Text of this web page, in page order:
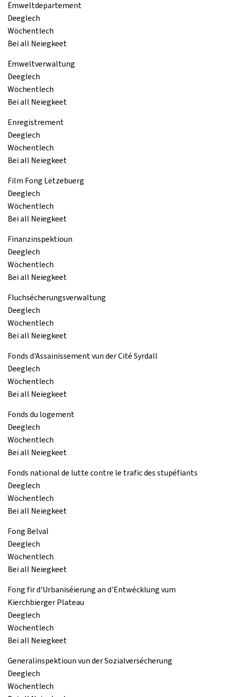
Ëmweltdepartement
Deeglech
Wöchentlech
Bei all Neiegkeet
Ëmweltverwaltung
Deeglech
Wöchentlech
Bei all Neiegkeet
Enregistrement
Deeglech
Wöchentlech
Bei all Neiegkeet
Film Fong Lëtzebuerg
Deeglech
Wöchentlech
Bei all Neiegkeet
Finanzinspektioun
Deeglech
Wöchentlech
Bei all Neiegkeet
Fluchsécherungsverwaltung
Deeglech
Wöchentlech
Bei all Neiegkeet
Fonds d'Assainissement vun der Cité Syrdall
Deeglech
Wöchentlech
Bei all Neiegkeet
Fonds du logement
Deeglech
Wöchentlech
Bei all Neiegkeet
Fonds national de lutte contre le trafic des stupéfiants
Deeglech
Wöchentlech
Bei all Neiegkeet
Fong Belval
Deeglech
Wöchentlech
Bei all Neiegkeet
Fong fir d'Urbaniséierung an d'Entwécklung vum
Kierchbierger Plateau
Deeglech
Wöchentlech
Bei all Neiegkeet
Generalinspektioun vun der Sozialversécherung
Deeglech
Wöchentlech